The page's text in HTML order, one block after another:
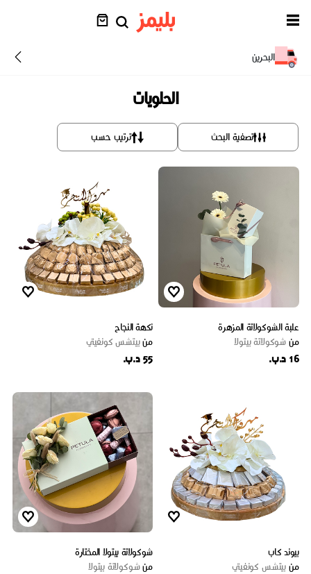
البحرين
الحلويات
تصفية البحث ترتيب حسب
علبة الشوكولاتة المزهرة
من شوكولاتة بيتولا
16 د.ب.
نكهة النجاح
منبيتشس كونفيتي
55 د.ب.
بيوند كاب
من بيتشس كونفيتي
شوكولاتة بيتولا المختارة
منشوكولاتة بيتولا